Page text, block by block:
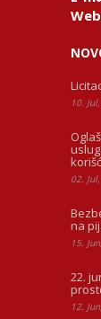
10.
02.
na
15.
22.
12.